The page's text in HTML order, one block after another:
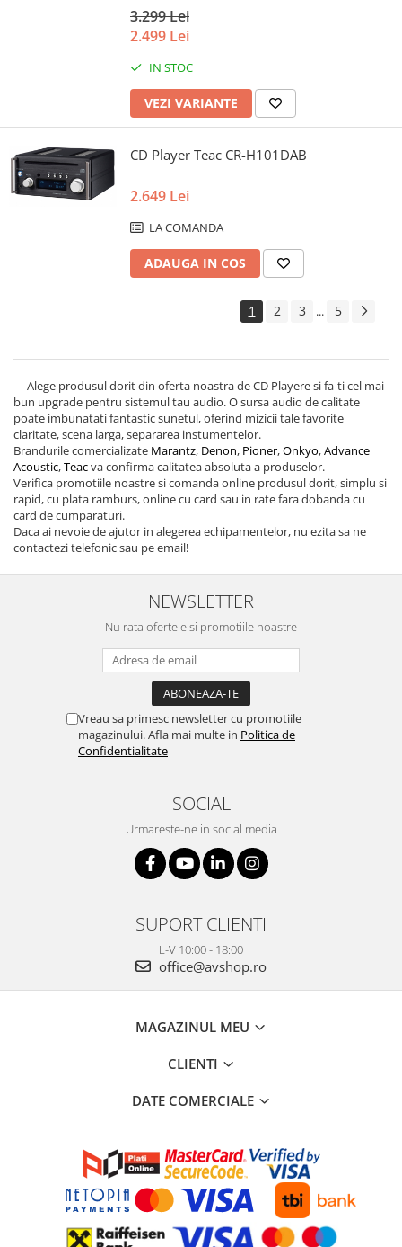
3.299 Lei
2.499 Lei
IN STOC
VEZI VARIANTE
CD Player Teac CR-H101DAB
2.649 Lei
LA COMANDA
ADAUGA IN COS
1 2 3 ... 5
Alege produsul dorit din oferta noastra de CD Playere si fa-ti cel mai
bun upgrade pentru sistemul tau audio. O sursa audio de calitate
poate imbunatati fantastic sunetul, oferind mizicii tale favorite
claritate, scena larga, separarea instumentelor.
Brandurile comercializate Marantz, Denon, Pioner,Onkyo,Advance
Acoustic,Teacva confirma calitatea absoluta a produselor.
Verifica promotiile noastre si comanda online produsul dorit, simplu si
rapid, cu plata ramburs, online cu card sau in rate fara dobanda cu
card de cumparaturi.
Daca ai nevoie de ajutor in alegerea echipamentelor, nu ezita sa ne
contactezi telefonic sau pe email!
NEWSLETTER
Nu rata ofertele si promotiile noastre
Vreau sa primesc newsletter cu promotiile
magazinului. Afla mai multe in Politica de
Confidentialitate
SOCIAL
Urmareste-ne in social media
SUPORT CLIENTI
L-V 10:00 - 18:00
office@avshop.ro
MAGAZINUL MEU
CLIENTI
DATE COMERCIALE